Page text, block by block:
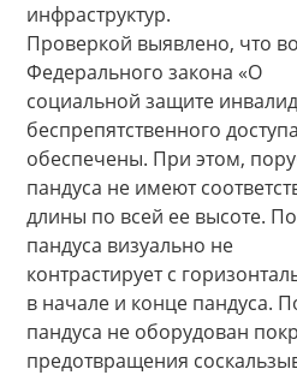
инфраструктур.
Проверкой выявлено, что
Федерального закона «О
социальной защите
беспрепятственного
обеспечены. При этом,
пандуса не имеют
длины по всей ее высоте.
пандуса визуально не
контрастирует с
в начале и конце пандуса.
пандуса не оборудован
предотвращения